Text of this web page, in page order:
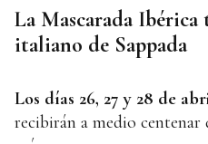
La Mascarada
italiano de Sappada
Los días 26, 27 y 28 de
recibirán a medio centenar